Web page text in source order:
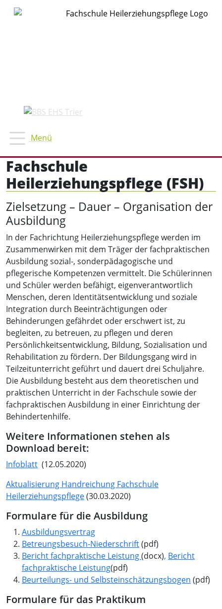
Fachschule
Heilerziehungspflege (FSH)
Zielsetzung – Dauer – Organisation der
Ausbildung
In der Fachrichtung Heilerziehungspflege werden im
Zusammenwirken mit dem Träger der fachpraktischen
Ausbildung sozial-, sonderpädagogische und
pflegerische Kompetenzen vermittelt. Die Schülerinnen
und Schüler werden befähigt, eigenverantwortlich
Menschen, deren Identitätsentwicklung und soziale
Integration durch Beeinträchtigungen oder
Behinderungen gefährdet oder erschwert ist, zu
begleiten, zu betreuen, zu pflegen und deren
Persönlichkeitsentwicklung, Bildung, Sozialisation und
Rehabilitation zu fördern. Der Bildungsgang wird in
Teilzeitunterricht geführt und dauert drei Schuljahre.
Die Ausbildung besteht aus dem theoretischen und
praktischen Unterricht in der Fachschule sowie der
fachpraktischen Ausbildung in einer Einrichtung der
Behindertenhilfe.
Weitere Informationen stehen als
Download bereit:
Infoblatt (12.05.2020)
Aktualisierung Handreichung Fachschule
Heilerziehungspflege(30.03.2020)
Formulare für die Ausbildung
Ausbildungsvertrag
Betreungsbesuch-Niederschrift(pdf)
Bericht fachpraktische Leistung(docx), Bericht
fachpraktische Leistung(pdf)
Beurteilungs- und Selbsteinschätzungsbogen (pdf)
Formulare für das Praktikum